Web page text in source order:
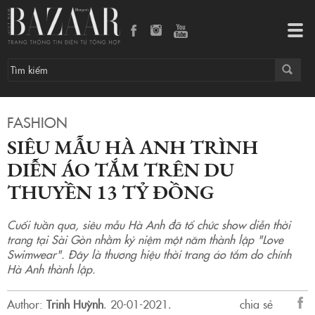
FASHION
SIÊU MẪU HÀ ANH TRÌNH
DIỄN ÁO TẮM TRÊN DU
THUYỀN 13 TỶ ĐỒNG
Cuối tuần qua, siêu mẫu Hà Anh đã tổ chức show diễn thời
trang tại Sài Gòn nhằm kỷ niệm một năm thành lập "Love
Swimwear". Đây là thương hiệu thời trang áo tắm do chính
Hà Anh thành lập.
Author: Trinh Huỳnh. 20-01-2021.
chia sẻ